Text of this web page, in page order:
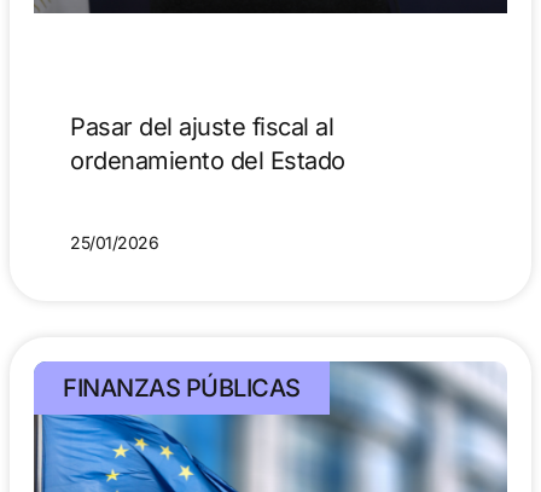
Pasar del ajuste fiscal al
ordenamiento del Estado
25/01/2026
FINANZAS PÚBLICAS